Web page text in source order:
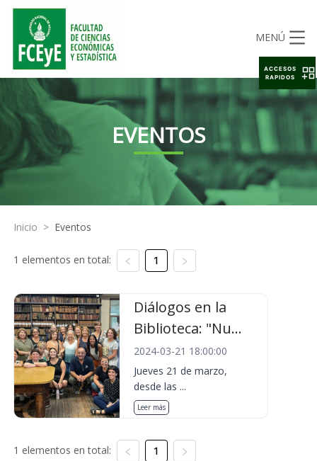
MENÚ
EVENTOS
Inicio > Eventos
1 elementos en total: 1
Diálogos en la
Biblioteca: "Nu...
2024-03-21 18:00:00
Jueves 21 de marzo,
desde las ...
Leer más
1 elementos en total: 1
ACCESOS
RAPIDOS